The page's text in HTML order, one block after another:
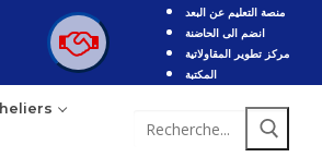
منصة التعليم عن البعد
انضم الى الحاضنة
مركز تطوير المقاولاتية
المكتبة
Rechercher